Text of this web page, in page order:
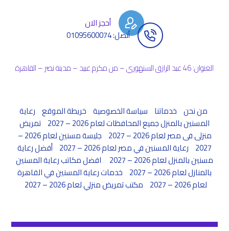
أحجز الان
أتصل: 01095600074
العنوان: 46 عبد الرازق السنهوري – من مكرم عبيد – مدينة نصر – القاهرة
من نحن خدماتنا سياسة الخصوصية خريطة الموقع رعاية
المسنين بالمنزل جميع المحافظات لعام 2026 – 2027
تمريض
منزلى فى مصر لعام 2026 – 2027
جليسة مسنين لعام 2026 –
2027 رعاية المسنين في مصر لعام 2026 – 2027
أفضل رعاية
مسنين بالمنزل لعام 2026 – 2027
افضل مكاتب رعاية المسنين
بالمنازل لعام 2026 – 2027
خدمات رعاية المسنين في القاهرة
لعام 2026 – 2027
مكتب تمريض منزلي لعام 2026 – 2027